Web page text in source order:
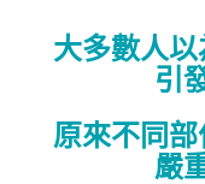
大多數人
引
原來不同
嚴